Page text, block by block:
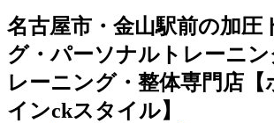
名古屋市・金山駅前の加圧
グ・パーソナルトレーニン
レーニング・整体専門店
インckスタイル】